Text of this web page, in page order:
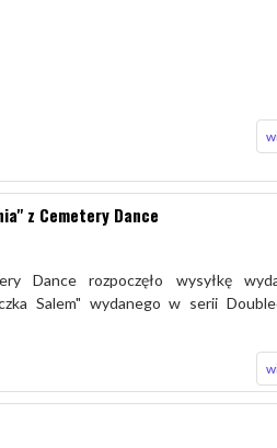
z Cemetery Dance
Dance rozpoczęło wysyłkę
Salem" wydanego w serii